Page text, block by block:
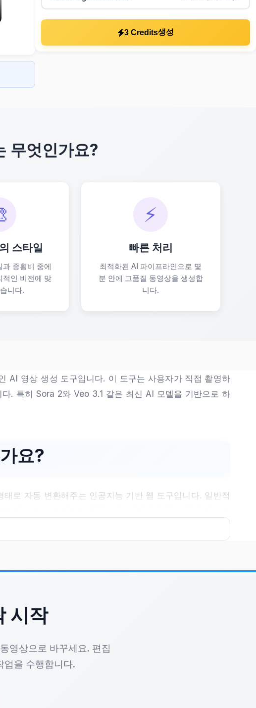
3 Credits생성
무엇인가요?
스타일
과 종횡비 중에
적인 비전에 맞
니다.
⚡
빠른 처리
최적화된 AI 파이프라인으로 몇
분 안에 고품질 동영상을 생성합
니다.
AI 영상 생성 도구입니다. 이 도구는 사용자가 직접 촬영하
. 특히 Sora 2와 Veo 3.1 같은 최신 AI 모델을 기반으로 하
요?
로 자동 변환해주는 인공지능 기반 웹 도구입니다. 일반적
지 않으며, 누구나 무료로 접근할 수 있습니다.
세 단계
람이 악마로 변신하는 장면"이라는 설명문을 넣을 수 있
때 피부 색상, 각진 뿔, 반짝이는 눈 등의 요소가 자동 적
공유할 수 있습니다.
시작
영상으로 바꾸세요. 편집
업을 수행합니다.